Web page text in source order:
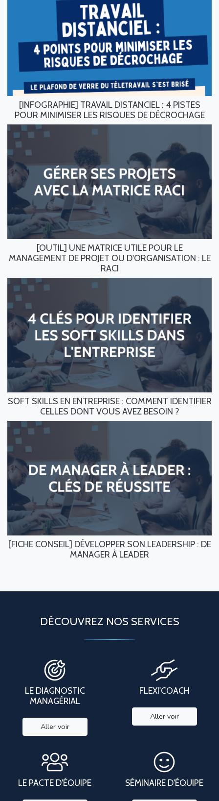
[INFOGRAPHIE] TRAVAIL DISTANCIEL : 4 PISTES
POUR MINIMISER LES RISQUES DE DÉCROCHAGE
[OUTIL] UNE MATRICE UTILE POUR LE
MANAGEMENT DE PROJET OU D'ORGANISATION : LE
RACI
SOFT SKILLS EN ENTREPRISE : COMMENT IDENTIFIER
CELLES DONT VOUS AVEZ BESOIN ?
[FICHE CONSEIL] DÉVELOPPER SON LEADERSHIP : DE
MANAGER À LEADER
DÉCOUVREZ NOS SERVICES
LE DIAGNOSTIC
MANAGÉRIAL
Aller voir
FLEXI'COACH
Aller voir
LE PACTE D'ÉQUIPE SÉMINAIRE D'ÉQUIPE